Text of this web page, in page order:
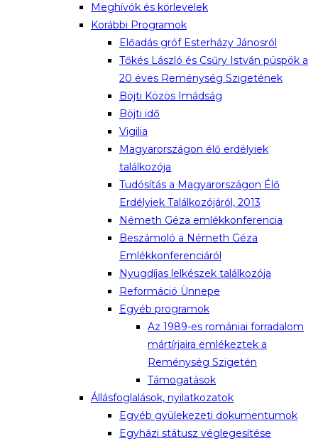
Meghívók és körlevelek
Korábbi Programok
Előadás gróf Esterházy Jánosról
Tőkés László és Csűry István püspök a
20 éves Reménység Szigetének
Böjti Közös Imádság
Böjti idő
Vigilia
Magyarországon élő erdélyiek
találkozója
Tudósítás a Magyarországon Élő
Erdélyiek Találkozójáról, 2013
Németh Géza emlékkonferencia
Beszámoló a Németh Géza
Emlékkonferenciáról
Nyugdíjas lelkészek találkozója
Reformáció Ünnepe
Egyéb programok
Az 1989-es romániai forradalom
mártírjaira emlékeztek a
Reménység Szigetén
Támogatások
Állásfoglalások, nyilatkozatok
Egyéb gyülekezeti dokumentumok
Egyházi státusz véglegesítése